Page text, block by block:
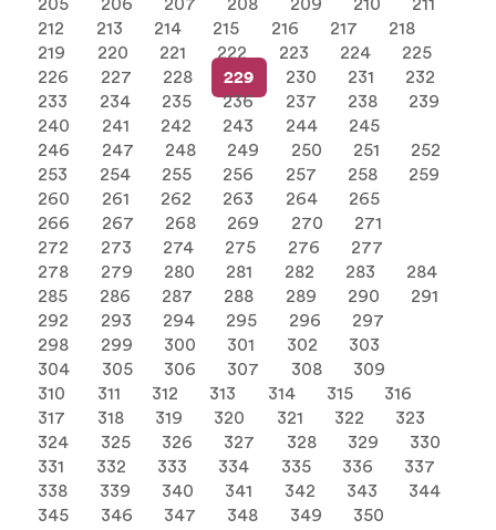
205 206 207 208 209 210
211
212
213 214 215 216 217
218
219
220 221 222 223 224
225
226
227 228 229 230 231
232
233
234 235 236 237 238
239
240
241 242 243 244
245
246
247 248 249 250 251
252
253
254 255 256 257 258
259
260
261 262 263 264
265
266
267 268 269 270
271
272
273 274 275 276
277
278
279 280 281 282 283
284
285
286 287 288 289 290
291
292
293 294 295 296
297
298
299 300 301 302
303
304
305 306 307 308
309
310
311 312 313 314 315
316
317
318 319 320 321 322
323
324
325 326 327 328 329
330
331
332 333 334 335 336
337
338
339 340 341 342 343
344
345
346 347 348 349
350